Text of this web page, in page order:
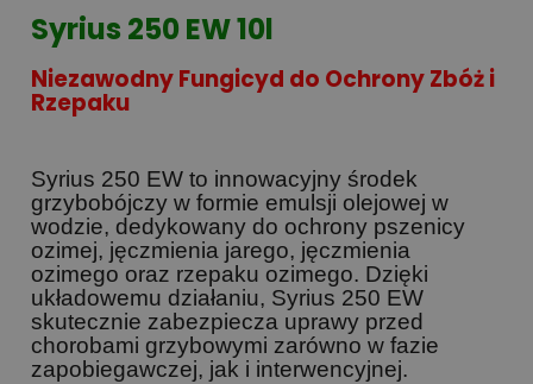
Syrius 250 EW 10l
Niezawodny Fungicyd do Ochrony Zbóż i
Rzepaku
Syrius 250 EW to innowacyjny środek
grzybobójczy w formie emulsji olejowej w
wodzie, dedykowany do ochrony pszenicy
ozimej, jęczmienia jarego, jęczmienia
ozimego oraz rzepaku ozimego. Dzięki
układowemu działaniu, Syrius 250 EW
skutecznie zabezpiecza uprawy przed
chorobami grzybowymi zarówno w fazie
zapobiegawczej, jak i interwencyjnej.